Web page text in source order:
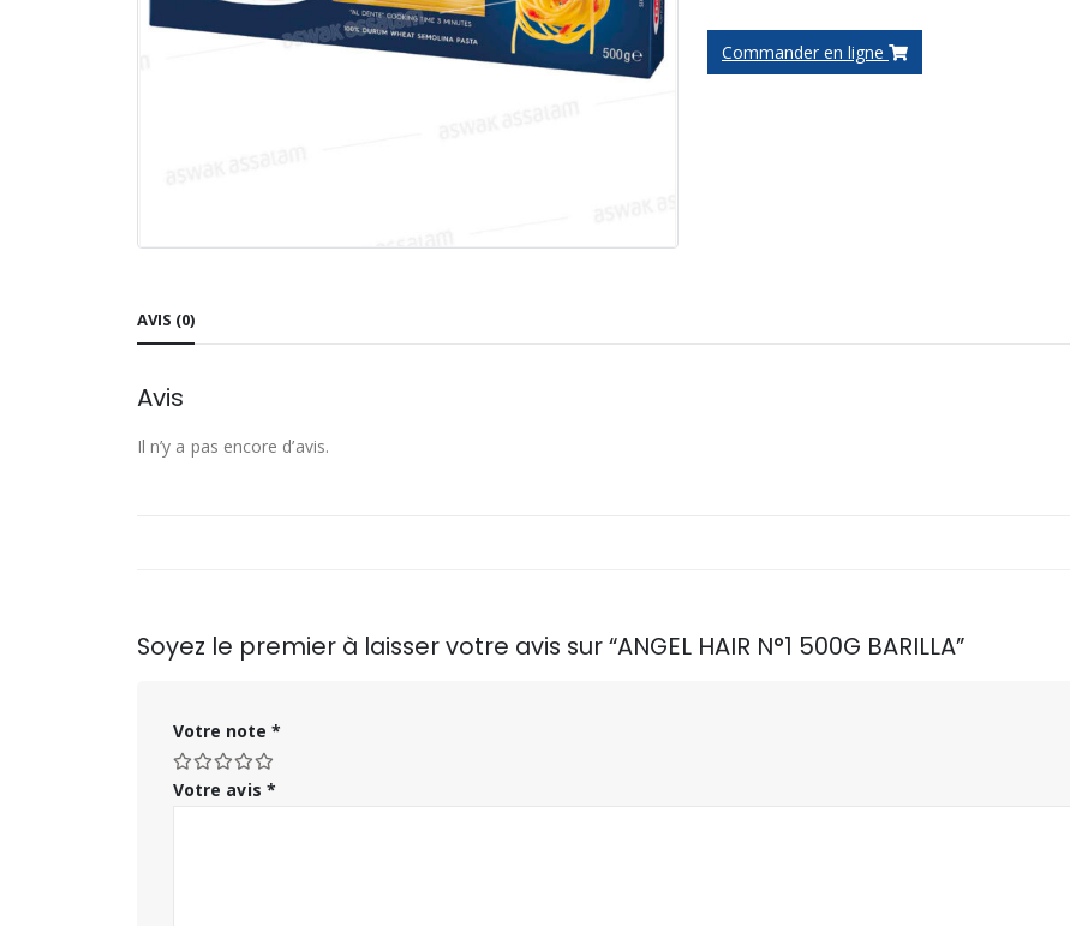
Commander en ligne
AVIS (0)
Avis
Il n’y a pas encore d’avis.
Soyez le premier à laisser votre avis sur “ANGEL HAIR N°1 500G BARILLA”
Votre note *
Votre avis *